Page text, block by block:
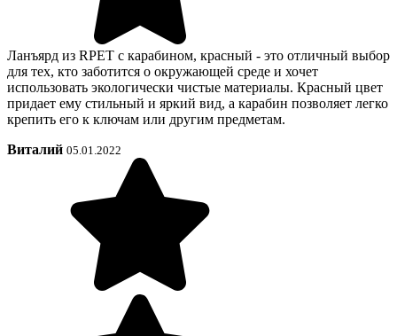
Ланъярд из RPET с карабином, красный - это отличный выбор
для тех, кто заботится о окружающей среде и хочет
использовать экологически чистые материалы. Красный цвет
придает ему стильный и яркий вид, а карабин позволяет легко
крепить его к ключам или другим предметам.
Виталий 05.01.2022